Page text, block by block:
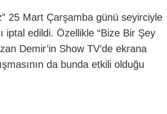
25 Mart Çarşamba günü seyirciyle
iptal edildi. Özellikle “Bize Bir Şey
Demir’in Show TV’de ekrana
da bunda etkili olduğu